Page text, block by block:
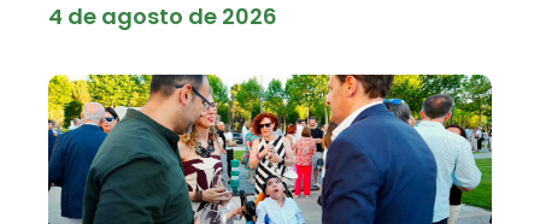
4 de agosto de 2026